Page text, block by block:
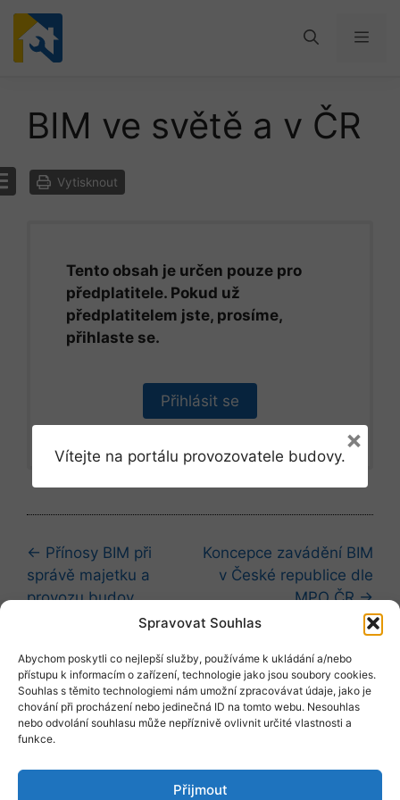
Spravovat Souhlas
Abychom poskytli co nejlepší služby, používáme k ukládání a/nebo
přístupu k informacím o zařízení, technologie jako jsou soubory cookies.
Souhlas s těmito technologiemi nám umožní zpracovávat údaje, jako je
chování při procházení nebo jedinečná ID na tomto webu. Nesouhlas
nebo odvolání souhlasu může nepříznivě ovlivnit určité vlastnosti a
funkce.
Přijmout
Přeskočit
obsah
BIM ve světě a v ČR
Vytisknout
Tento obsah je určen pouze pro
předplatitele. Pokud už
předplatitelem jste, prosíme,
přihlaste se.
Přihlásit se
Navigace
kapitolami
← Přínosy BIM při
správě majetku a
provozu budov
Koncepce zavádění BIM
v České republice dle
MPO ČR →
Položit dotaz
Vyžádat vzor
Vítejte na portálu provozovatele budovy.
×